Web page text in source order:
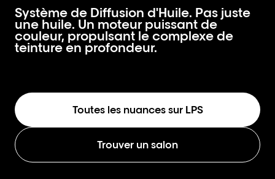
Système de Diffusion d'Huile. Pas juste
une huile. Un moteur puissant de
couleur, propulsant le complexe de
teinture en profondeur.
Toutes les nuances sur LPS
Trouver un salon